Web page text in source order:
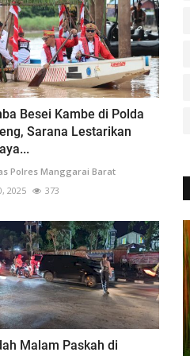
Besei Kambe di Polda
Sarana Lestarikan
Polres Manggarai Barat
2025
373
Malam Paskah di